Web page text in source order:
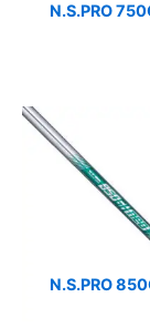
N.S.PRO
N.S.PRO